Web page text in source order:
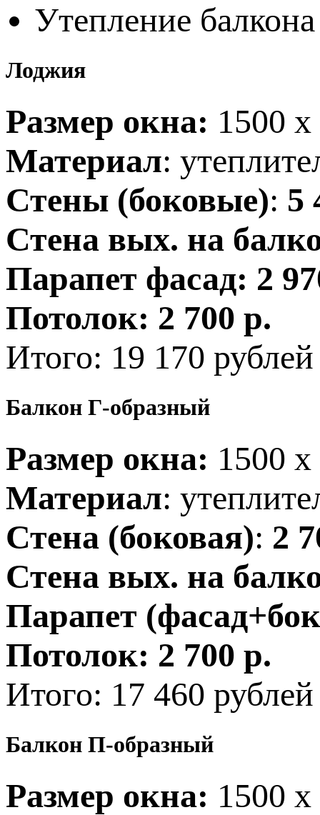
Утепление
Лоджия
Размер окна: 1500
Материал:
Стены (боковые): 5
Стена вых. на
Парапет фасад: 2
Потолок: 2 700 р.
Итого: 19 170 рублей
Балкон Г-образный
Размер окна: 1500
Материал:
Стена (боковая): 2
Стена вых. на
Парапет
Потолок: 2 700 р.
Итого: 17 460 рублей
Балкон П-образный
Размер окна: 1500